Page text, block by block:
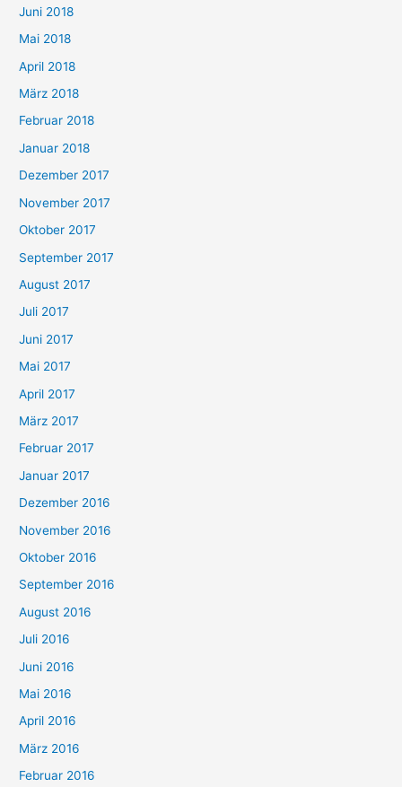
Juni 2018
Mai 2018
April 2018
März 2018
Februar 2018
Januar 2018
Dezember 2017
November 2017
Oktober 2017
September 2017
August 2017
Juli 2017
Juni 2017
Mai 2017
April 2017
März 2017
Februar 2017
Januar 2017
Dezember 2016
November 2016
Oktober 2016
September 2016
August 2016
Juli 2016
Juni 2016
Mai 2016
April 2016
März 2016
Februar 2016